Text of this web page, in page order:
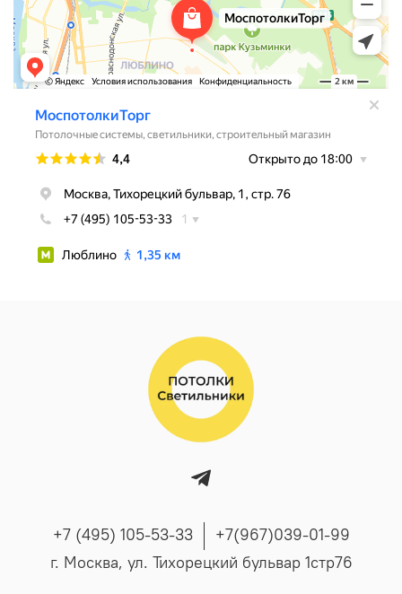
+7 (495) 105-53-33
+7(967)039-01-99
г. Москва, ул. Тихорецкий бульвар 1стр76